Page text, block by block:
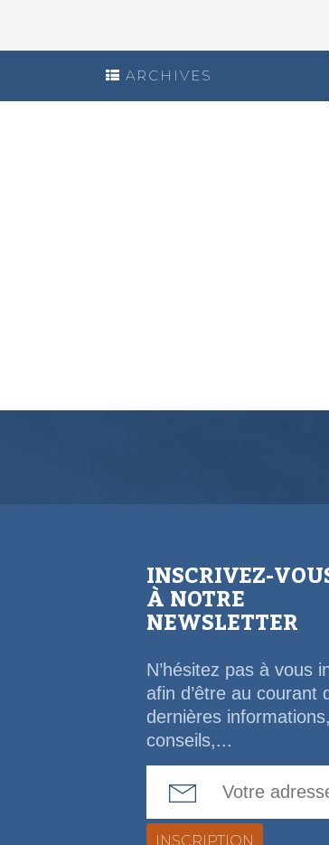
ARCHIVES
INSCRIVEZ-
À NOTRE
NEWSLETTER
N’hésitez pas à vous
afin d’être au courant
dernières informations,
conseils,...